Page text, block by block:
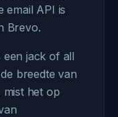
email API is
Brevo.
jack of all
breedte van
het op